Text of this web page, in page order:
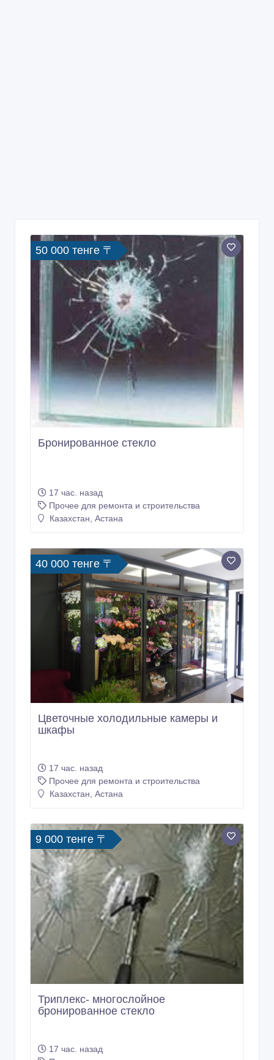
50 000 тенге 〒
Бронированное стекло
17 час. назад
Прочее для ремонта и строительства
Казахстан, Астана
40 000 тенге 〒
Цветочные холодильные камеры и
шкафы
17 час. назад
Прочее для ремонта и строительства
Казахстан, Астана
9 000 тенге 〒
Триплекс- многослойное
бронированное стекло
17 час. назад